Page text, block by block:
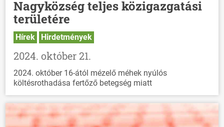
Nagyközség teljes közigazgatási
területére
Hírek Hirdetmények
2024. október 21.
2024. október 16-ától mézelő méhek nyúlós
költésrothadása fertőző betegség miatt